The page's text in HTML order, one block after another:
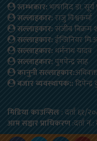
स्तम्भकार:भाषाविद डा.
सल्लाहकार:राजु विश्वकर्मा
सल्लाहकार:संजीब बिक्रम
सल्लाहकार:ईन्जिनियर
सल्लाहकार: धर्मनाथ यादव
सल्लाहकार:पुषपेन्द्र साह
कानुनी सल्लाहकार:
बजार ब्यवस्थापक::
मिडिया काउन्सिल: दर्ता ६१/
आम सञ्चार प्राधिकरण:दर्ता